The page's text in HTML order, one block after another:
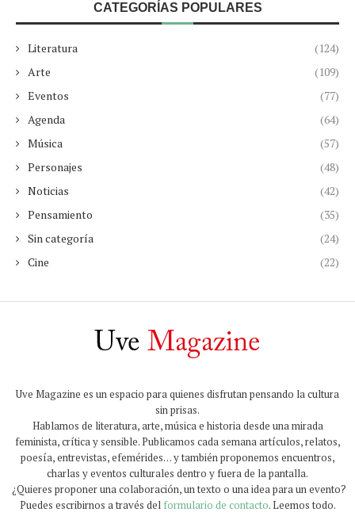
CATEGORÍAS POPULARES
Literatura
(124)
Arte
(109)
Eventos
(77)
Agenda
(64)
Música
(57)
Personajes
(48)
Noticias
(42)
Pensamiento
(35)
Sin categoría
(24)
Cine
(22)
Uve Magazine es un espacio para quienes disfrutan pensando la cultura
sin prisas.
Hablamos de literatura, arte, música e historia desde una mirada
feminista, crítica y sensible. Publicamos cada semana artículos, relatos,
poesía, entrevistas, efemérides… y también proponemos encuentros,
charlas y eventos culturales dentro y fuera de la pantalla.
¿Quieres proponer una colaboración, un texto o una idea para un evento?
Puedes escribirnos a través del formulario de contacto. Leemos todo.